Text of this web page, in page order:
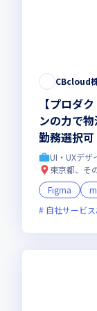
CBcloud
【プロダ
ンの力で
勤務選択可
UI・UXデ
東京都、そ
Figma
自社サービス